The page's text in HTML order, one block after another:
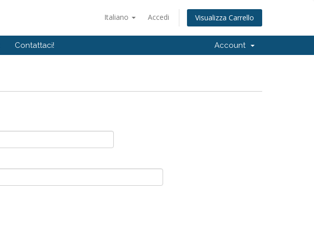
Italiano Accedi Visualizza Carrello
Contattaci! Account